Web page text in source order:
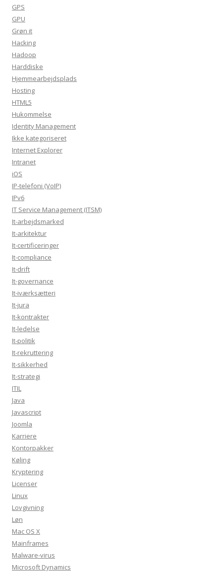
GPS
GPU
Grøn it
Hacking
Hadoop
Harddiske
Hjemmearbejdsplads
Hosting
HTML5
Hukommelse
Identity Management
Ikke kategoriseret
Internet Explorer
Intranet
iOS
IP-telefoni (VoIP)
IPv6
IT Service Management (ITSM)
It-arbejdsmarked
It-arkitektur
It-certificeringer
It-compliance
It-drift
It-governance
It-iværksætteri
It-jura
It-kontrakter
It-ledelse
It-politik
It-rekruttering
It-sikkerhed
It-strategi
ITIL
Java
Javascript
Joomla
Karriere
Kontorpakker
Køling
Kryptering
Licenser
Linux
Lovgivning
Løn
Mac OS X
Mainframes
Malware-virus
Microsoft Dynamics